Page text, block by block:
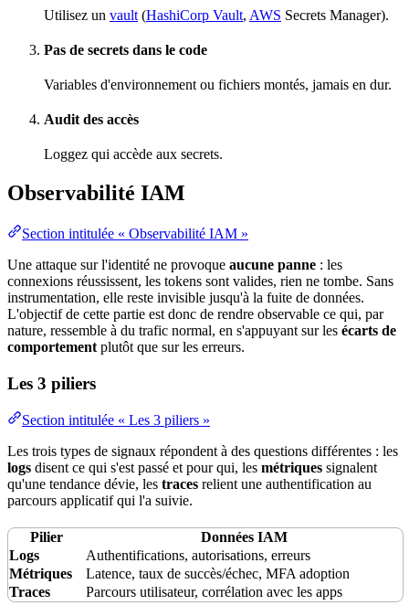
Utilisez un vault (HashiCorp Vault, AWS Secrets Manager).
Pas de secrets dans le code
Variables d'environnement ou fichiers montés, jamais en dur.
Audit des accès
Loggez qui accède aux secrets.
Observabilité IAM
Section intitulée « Observabilité IAM »
Une attaque sur l'identité ne provoque aucune panne : les
connexions réussissent, les tokens sont valides, rien ne tombe. Sans
instrumentation, elle reste invisible jusqu'à la fuite de données.
L'objectif de cette partie est donc de rendre observable ce qui, par
nature, ressemble à du trafic normal, en s'appuyant sur les écarts de
comportement plutôt que sur les erreurs.
Les 3 piliers
Section intitulée « Les 3 piliers »
Les trois types de signaux répondent à des questions différentes : les
logs disent ce qui s'est passé et pour qui, les métriques signalent
qu'une tendance dévie, les traces relient une authentification au
parcours applicatif qui l'a suivie.
Pilier
Données IAM
Logs
Authentifications, autorisations, erreurs
Métriques
Latence, taux de succès/échec, MFA adoption
Traces
Parcours utilisateur, corrélation avec les apps